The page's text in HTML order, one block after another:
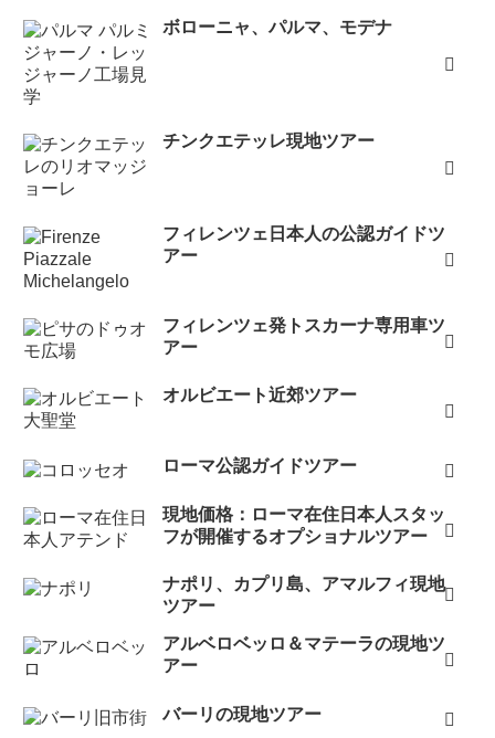
ボローニャ、パルマ、モデナ
チンクエテッレ現地ツアー
フィレンツェ日本人の公認ガイドツ
アー
フィレンツェ発トスカーナ専用車ツ
アー
オルビエート近郊ツアー
ローマ公認ガイドツアー
現地価格：ローマ在住日本人スタッ
フが開催するオプショナルツアー
ナポリ、カプリ島、アマルフィ現地
ツアー
アルベロベッロ＆マテーラの現地ツ
アー
バーリの現地ツアー